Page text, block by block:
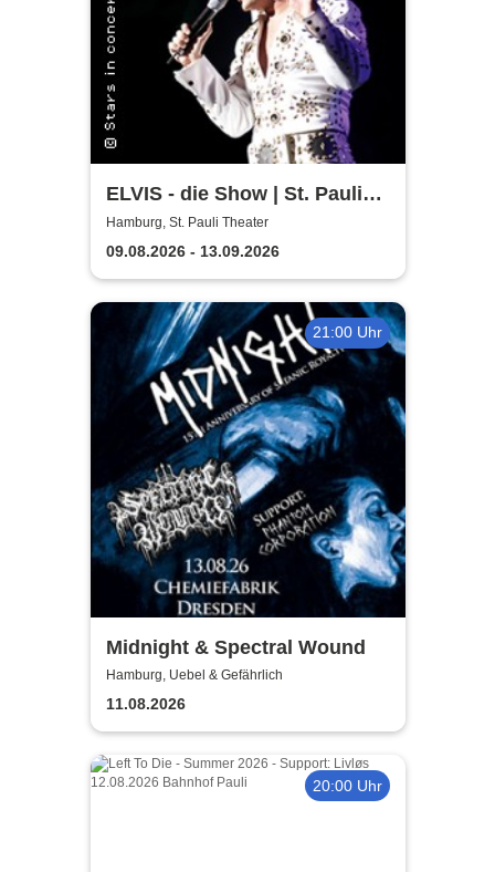
ELVIS - die Show | St. Pauli
Theater Hamburg
Hamburg, St. Pauli Theater
09.08.2026 - 13.09.2026
21:00 Uhr
Midnight & Spectral Wound
Hamburg, Uebel & Gefährlich
11.08.2026
20:00 Uhr